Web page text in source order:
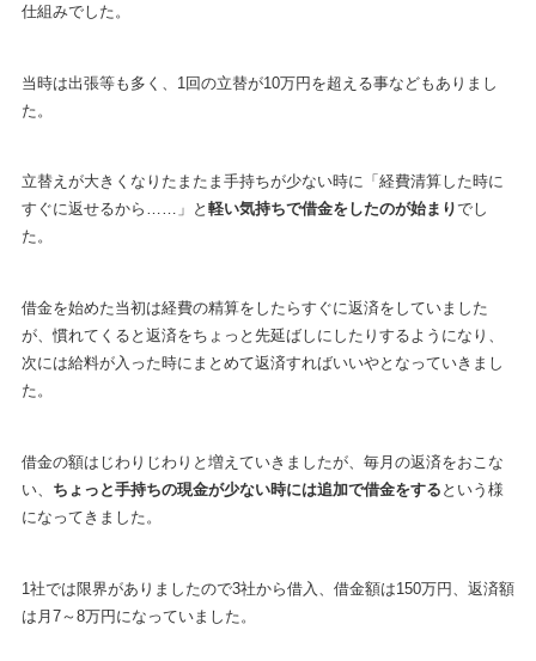
仕組みでした。
当時は出張等も多く、1回の立替が10万円を超える事などもありまし
た。
立替えが大きくなりたまたま手持ちが少ない時に「経費清算した時に
すぐに返せるから……」と 軽い気持ちで借金をしたのが始まりでし
た。
借金を始めた当初は経費の精算をしたらすぐに返済をしていました
が、慣れてくると返済をちょっと先延ばしにしたりするようになり、
次には給料が入った時にまとめて返済すればいいやとなっていきまし
た。
借金の額はじわりじわりと増えていきましたが、毎月の返済をおこな
い、 ちょっと手持ちの現金が少ない時には追加で借金をする という様
になってきました。
1社では限界がありましたので3社から借入、借金額は150万円、返済額
は月7～8万円になっていました。